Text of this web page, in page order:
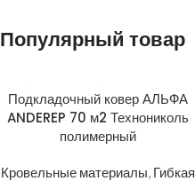
Популярный товар
Подкладочный ковер АЛЬФА
ANDEREP 70 м2 Технониколь
полимерный
Кровельные материалы Гибкая